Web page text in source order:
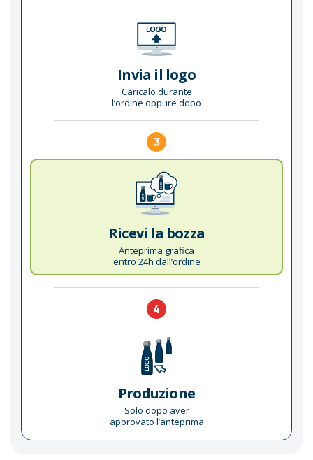
Invia il logo
Caricalo durante
l’ordine oppure dopo
3
Ricevi la bozza
Anteprima grafica
entro 24h dall’ordine
4
Produzione
Solo dopo aver
approvato l’anteprima